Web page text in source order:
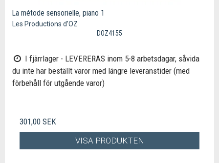
La métode sensorielle, piano 1
Les Productions d'OZ
DOZ4155
I fjärrlager - LEVERERAS inom 5-8 arbetsdagar, såvida
du inte har beställt varor med längre leveranstider (med
förbehåll för utgående varor)
301,00 SEK
VISA PRODUKTEN